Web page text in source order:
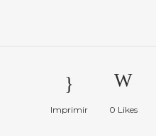
Imprimir 0 Likes